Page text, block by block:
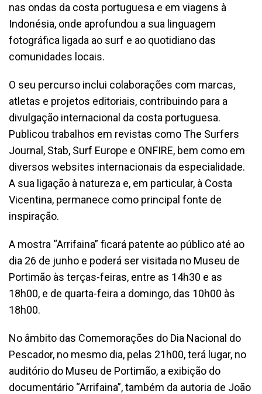
nas ondas da costa portuguesa e em viagens à
Indonésia, onde aprofundou a sua linguagem
fotográfica ligada ao surf e ao quotidiano das
comunidades locais.
O seu percurso inclui colaborações com marcas,
atletas e projetos editoriais, contribuindo para a
divulgação internacional da costa portuguesa.
Publicou trabalhos em revistas como The Surfers
Journal, Stab, Surf Europe e ONFIRE, bem como em
diversos websites internacionais da especialidade.
A sua ligação à natureza e, em particular, à Costa
Vicentina, permanece como principal fonte de
inspiração.
A mostra “Arrifaina” ficará patente ao público até ao
dia 26 de junho e poderá ser visitada no Museu de
Portimão às terças-feiras, entre as 14h30 e as
18h00, e de quarta-feira a domingo, das 10h00 às
18h00.
No âmbito das Comemorações do Dia Nacional do
Pescador, no mesmo dia, pelas 21h00, terá lugar, no
auditório do Museu de Portimão, a exibição do
documentário “Arrifaina”, também da autoria de João